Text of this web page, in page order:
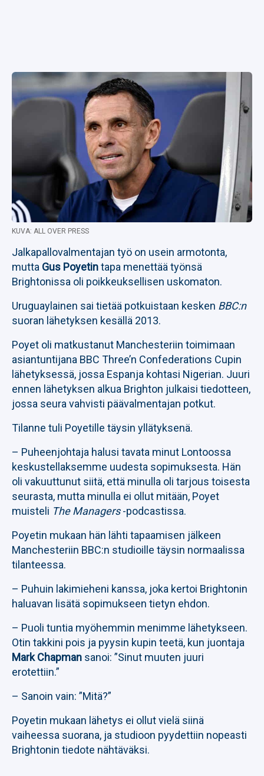
KUVA: ALL OVER PRESS
Jalkapallovalmentajan työ on usein armotonta,
mutta Gus Poyetintapa menettää työnsä
Brightonissa oli poikkeuksellisen uskomaton.
Uruguaylainen sai tietää potkuistaan kesken BBC:n
suoran lähetyksen kesällä 2013.
Poyet oli matkustanut Manchesteriin toimimaan
asiantuntijana BBC Three’n Confederations Cupin
lähetyksessä, jossa Espanja kohtasi Nigerian. Juuri
ennen lähetyksen alkua Brighton julkaisi tiedotteen,
jossa seura vahvisti päävalmentajan potkut.
Tilanne tuli Poyetille täysin yllätyksenä.
– Puheenjohtaja halusi tavata minut Lontoossa
keskustellaksemme uudesta sopimuksesta. Hän
oli vakuuttunut siitä, että minulla oli tarjous toisesta
seurasta, mutta minulla ei ollut mitään, Poyet
muisteli The Managers-podcastissa.
Poyetin mukaan hän lähti tapaamisen jälkeen
Manchesteriin BBC:n studioille täysin normaalissa
tilanteessa.
– Puhuin lakimieheni kanssa, joka kertoi Brightonin
haluavan lisätä sopimukseen tietyn ehdon.
– Puoli tuntia myöhemmin menimme lähetykseen.
Otin takkini pois ja pyysin kupin teetä, kun juontaja
Mark Chapman sanoi: ”Sinut muuten juuri
erotettiin.”
– Sanoin vain: ”Mitä?”
Poyetin mukaan lähetys ei ollut vielä siinä
vaiheessa suorana, ja studioon pyydettiin nopeasti
Brightonin tiedote nähtäväksi.